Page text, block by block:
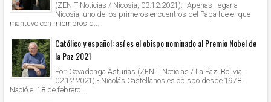
(ZENIT Noticias / Nicosia, 03.12.2021).- Apenas llegar a
Nicosia, uno de los primeros encuentros del Papa fue el que
mantuvo con miembros d...
Católico y español: así es el obispo nominado al Premio Nobel de
la Paz 2021
Por: Covadonga Asturias (ZENIT Noticias / La Paz, Bolivia,
02.12.2021).- Nicolás Castellanos es obispo desde 1978.
Nació el 18 de febrero ...